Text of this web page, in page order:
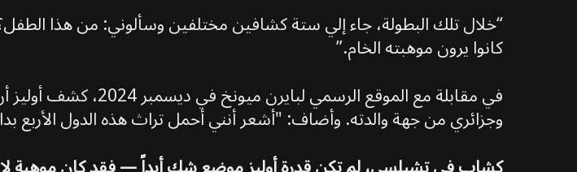
“خلال تلك البطولة، جاء إلي ستة كشافين مختلفين وسألوني: من هذا
كانوا يرون موهبته الخام.”
في مقابلة مع الموقع
وجزائري من جهة والدته. وأضاف: "أشعر أنني أحمل تراث هذه الدول الأربع